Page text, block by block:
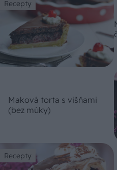
Recepty
Maková torta s višňami
(bez múky)
Recepty